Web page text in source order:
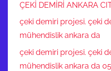
ÇEKİ DEMİRİ ANKARA
çeki demiri projesi. çeki
mühendislik ankara da
çeki demiri projesi. çeki
mühendislik ankara da